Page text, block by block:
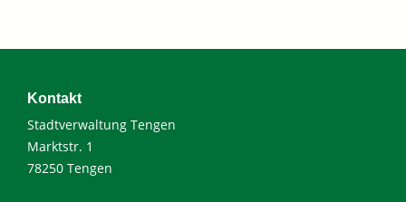
Kontakt
Stadtverwaltung Tengen
Marktstr. 1
78250 Tengen